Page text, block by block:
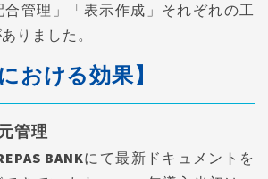
合管理」「表示作成」それぞれの工
りました。
おける効果】
管理
BANKにて最新ドキュメントを